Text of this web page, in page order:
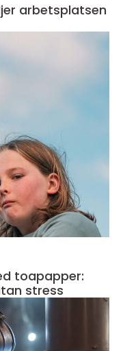
arbetsplatsen
toapapper:
stress